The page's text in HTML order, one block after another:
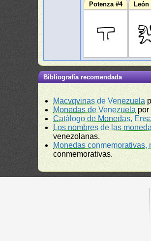
Potenza #4
León
Bibliografía recomendada
Macvqvinas de Venezuela
Monedas de Venezuela por
Catálogo de Monedas,
Los nombres de las
venezolanas.
Monedas
conmemorativas.